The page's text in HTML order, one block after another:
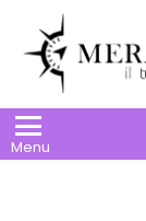
Menu